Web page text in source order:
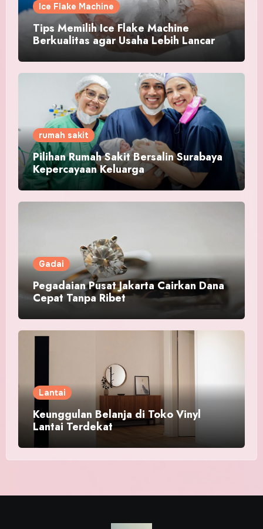
Ice Flake Machine
Tips Memilih Ice Flake Machine
Berkualitas agar Usaha Lebih Lancar
rumah sakit
Pilihan Rumah Sakit Bersalin Surabaya
Kepercayaan Keluarga
Gadai
Pegadaian Pusat Jakarta Cairkan Dana
Cepat Tanpa Ribet
Lantai
Keunggulan Belanja di Toko Vinyl
Lantai Terdekat